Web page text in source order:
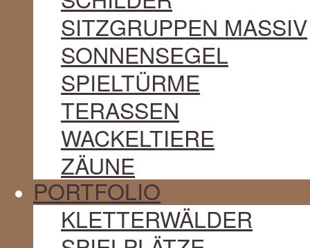
SITZGRUPPEN MASSIV
SONNENSEGEL
SPIELTÜRME
TERASSEN
WACKELTIERE
ZÄUNE
PORTFOLIO
KLETTERWÄLDER